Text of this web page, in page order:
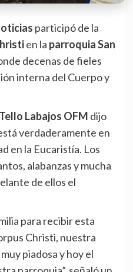
participó de la
en la parroquia San
decenas de fieles
interna del Cuerpo y
Labajos OFM dijo
verdaderamente en
en la Eucaristía. Los
alabanzas y mucha
de ellos el
para recibir esta
Christi, nuestra
piadosa y hoy el